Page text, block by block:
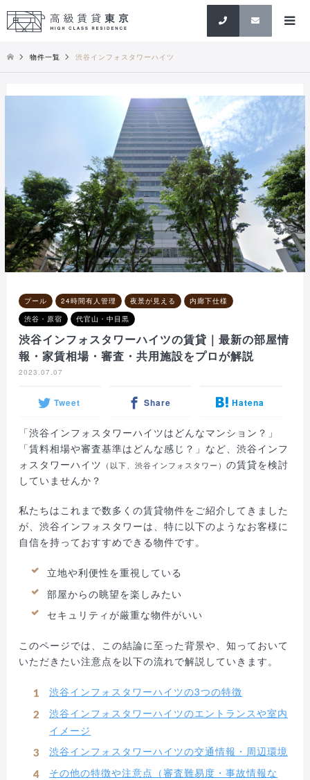
検索
物件一覧 渋谷インフォスタワーハイツ
プール 24時間有人管理 夜景が見える
内廊下仕様
渋谷・原宿
代官山・中目黒
渋谷インフォスタワーハイツの賃貸｜最新の部屋情
報・家賃相場・審査・共用施設をプロが解説
2023.07.07
Tweet Share Hatena
「渋谷インフォスタワーハイツはどんなマンション？」
「賃料相場や審査基準はどんな感じ？」など、渋谷インフ
ォスタワーハイツ （以下、渋谷インフォスタワー）の賃貸を検討
していませんか？
私たちはこれまで数多くの賃貸物件をご紹介してきました
が、渋谷インフォスタワーは、特に以下のようなお客様に
自信を持っておすすめできる物件です。
立地や利便性を重視している
部屋からの眺望を楽しみたい
セキュリティが厳重な物件がいい
このページでは、この結論に至った背景や、知っておいて
いただきたい注意点を以下の流れで解説していきます。
渋谷インフォスタワーハイツの3つの特徴
渋谷インフォスタワーハイツのエントランスや室内
イメージ
渋谷インフォスタワーハイツの交通情報・周辺環境
その他の特徴や注意点（審査難易度・事故情報な